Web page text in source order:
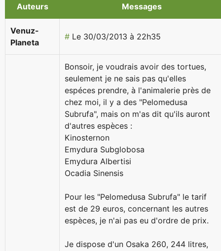
Auteurs Messages
Venuz-
Planeta
# Le 30/03/2013 à 22h35
Bonsoir, je voudrais avoir des tortues,
seulement je ne sais pas qu'elles
espéces prendre, à l'animalerie près de
chez moi, il y a des "Pelomedusa
Subrufa", mais on m'as dit qu'ils auront
d'autres espèces :
Kinosternon
Emydura Subglobosa
Emydura Albertisi
Ocadia Sinensis
Pour les "Pelomedusa Subrufa" le tarif
est de 29 euros, concernant les autres
espèces, je n'ai pas eu d'ordre de prix.
Je dispose d'un Osaka 260, 244 litres,